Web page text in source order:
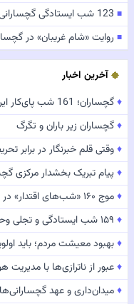
■ 123 شب ایستادگی گچسارانی ها در میدان حماسه+ تصاویر
■ روایت «شام غریبان» در
آخرین اخبار
♦گچساران؛ 161 شب پای‌کار ایران+ تصاویر
♦گچساران زیر باران و تگرگ
♦وقتی قلم خبرنگار در برابر
♦ پیام تبریک بخشدار مرکزی
♦موج ۱۶۰ «شب‌های اقتدار» در گچساران+ تصاویر
♦ ۱۵۹ شب ایستادگی و تجلی وحدت مردم گچساران
♦بهبود معیشت مردم؛ باید
♦عبور از ناترازی‌ها با
♦میدان‌داری و عهد گچسارانی‌ها به شب ۱۵۹